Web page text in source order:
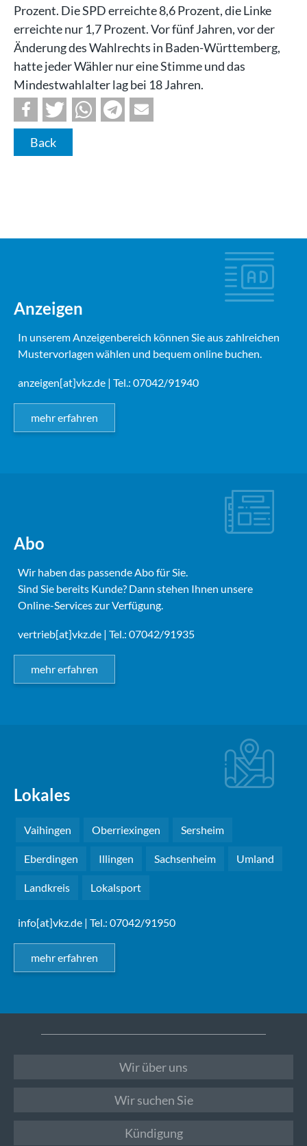
Prozent. Die SPD erreichte 8,6 Prozent, die Linke
erreichte nur 1,7 Prozent. Vor fünf Jahren, vor der
Änderung des Wahlrechts in Baden-Württemberg,
hatte jeder Wähler nur eine Stimme und das
Mindestwahlalter lag bei 18 Jahren.
Back
Anzeigen
In unserem Anzeigenbereich können Sie aus zahlreichen
Mustervorlagen wählen und bequem online buchen.
anzeigen[at]vkz.de | Tel.: 07042/91940
mehr erfahren
Abo
Wir haben das passende Abo für Sie.
Sind Sie bereits Kunde? Dann stehen Ihnen unsere
Online-Services zur Verfügung.
vertrieb[at]vkz.de | Tel.: 07042/91935
mehr erfahren
Lokales
Vaihingen Oberriexingen Sersheim
Eberdingen Illingen Sachsenheim Umland
Landkreis Lokalsport
info[at]vkz.de | Tel.: 07042/91950
mehr erfahren
Wir über uns
Wir suchen Sie
Kündigung